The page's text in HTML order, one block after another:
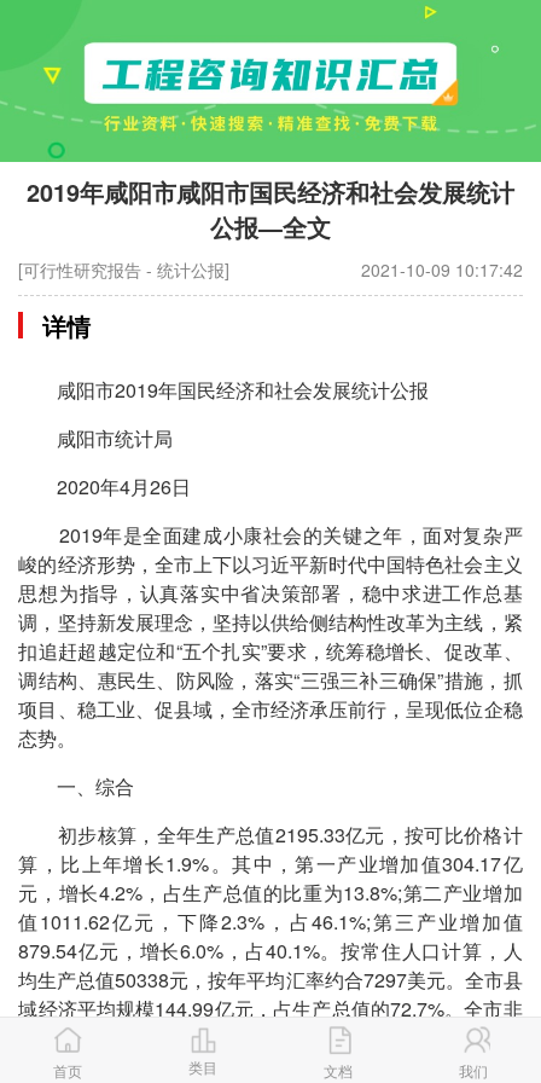
2019年咸阳市咸阳市国民经济和社会发展统计
公报—全文
[可行性研究报告 - 统计公报] 2021-10-09 10:17:42
详情
咸阳市2019年国民经济和社会发展统计公报
咸阳市统计局
2020年4月26日
2019年是全面建成小康社会的关键之年，面对复杂严
峻的经济形势，全市上下以习近平新时代中国特色社会主义
思想为指导，认真落实中省决策部署，稳中求进工作总基
调，坚持新发展理念，坚持以供给侧结构性改革为主线，紧
扣追赶超越定位和“五个扎实”要求，统筹稳增长、促改革、
调结构、惠民生、防风险，落实“三强三补三确保”措施，抓
项目、稳工业、促县域，全市经济承压前行，呈现低位企稳
态势。
一、综合
初步核算，全年生产总值2195.33亿元，按可比价格计
算，比上年增长1.9%。其中，第一产业增加值304.17亿
元，增长4.2%，占生产总值的比重为13.8%;第二产业增加
值1011.62亿元，下降2.3%，占46.1%;第三产业增加值
879.54亿元，增长6.0%，占40.1%。按常住人口计算，人
均生产总值50338元，按年平均汇率约合7297美元。全市县
域经济平均规模144.99亿元，占生产总值的72.7%。全市非
公有制经济增加值1166.74亿元，占生产总值的53.2%。
首页 类目 文档 我们